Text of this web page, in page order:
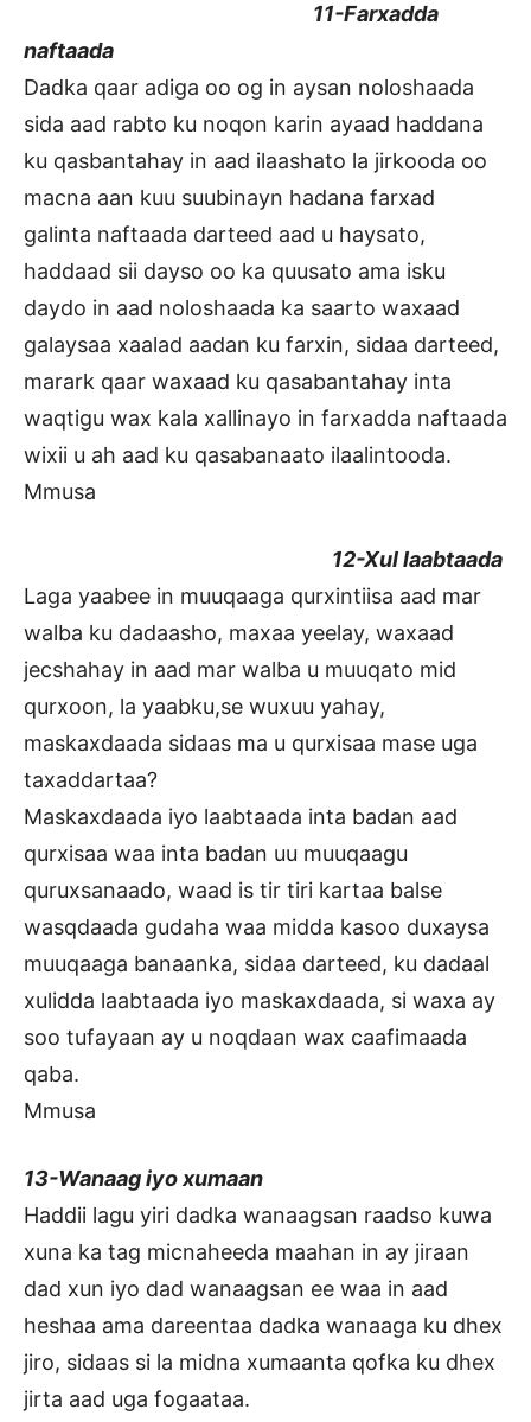
11-Farxadda
naftaada
Dadka qaar adiga oo og in aysan noloshaada
sida aad rabto ku noqon karin ayaad haddana
ku qasbantahay in aad ilaashato la jirkooda oo
macna aan kuu suubinayn hadana farxad
galinta naftaada darteed aad u haysato,
haddaad sii dayso oo ka quusato ama isku
daydo in aad noloshaada ka saarto waxaad
galaysaa xaalad aadan ku farxin, sidaa darteed,
marark qaar waxaad ku qasabantahay inta
waqtigu wax kala xallinayo in farxadda naftaada
wixii u ah aad ku qasabanaato ilaalintooda.
Mmusa
12-Xul laabtaada
Laga yaabee in muuqaaga qurxintiisa aad mar
walba ku dadaasho, maxaa yeelay, waxaad
jecshahay in aad mar walba u muuqato mid
qurxoon, la yaabku,se wuxuu yahay,
maskaxdaada sidaas ma u qurxisaa mase uga
taxaddartaa?
Maskaxdaada iyo laabtaada inta badan aad
qurxisaa waa inta badan uu muuqaagu
quruxsanaado, waad is tir tiri kartaa balse
wasqdaada gudaha waa midda kasoo duxaysa
muuqaaga banaanka, sidaa darteed, ku dadaal
xulidda laabtaada iyo maskaxdaada, si waxa ay
soo tufayaan ay u noqdaan wax caafimaada
qaba.
Mmusa
13-Wanaag iyo xumaan
Haddii lagu yiri dadka wanaagsan raadso kuwa
xuna ka tag micnaheeda maahan in ay jiraan
dad xun iyo dad wanaagsan ee waa in aad
heshaa ama dareentaa dadka wanaaga ku dhex
jiro, sidaas si la midna xumaanta qofka ku dhex
jirta aad uga fogaataa.